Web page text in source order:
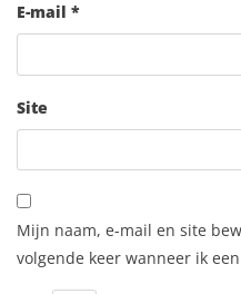
E-mail *
Site
Mijn naam, e-mail en site
volgende keer wanneer ik